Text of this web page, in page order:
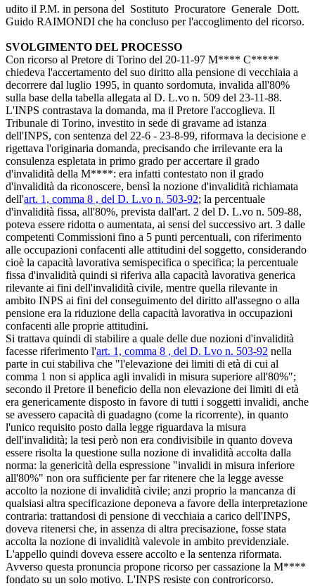
udito il P.M. in persona del Sostituto Procuratore Generale Dott.
Guido RAIMONDI che ha concluso per l'accoglimento del ricorso.
SVOLGIMENTO DEL PROCESSO
Con ricorso al Pretore di Torino del 20-11-97 M**** C*****
chiedeva l'accertamento del suo diritto alla pensione di vecchiaia a
decorrere dal luglio 1995, in quanto sordomuta, invalida all'80%
sulla base della tabella allegata al D. L.vo n. 509 del 23-11-88.
L'INPS contrastava la domanda, ma il Pretore l'accoglieva. Il
Tribunale di Torino, investito in sede di gravame ad istanza
dell'INPS, con sentenza del 22-6 - 23-8-99, riformava la decisione e
rigettava l'originaria domanda, precisando che irrilevante era la
consulenza espletata in primo grado per accertare il grado
d'invalidità della M****: era infatti contestato non il grado
d'invalidità da riconoscere, bensì la nozione d'invalidità richiamata
dell'art. 1, comma 8 , del D. L.vo n. 503-92; la percentuale
d'invalidità fissa, all'80%, prevista dall'art. 2 del D. L.vo n. 509-88,
poteva essere ridotta o aumentata, ai sensi del successivo art. 3 dalle
competenti Commissioni fino a 5 punti percentuali, con riferimento
alle occupazioni confacenti alle attitudini del soggetto, considerando
cioè la capacità lavorativa semispecifica o specifica; la percentuale
fissa d'invalidità quindi si riferiva alla capacità lavorativa generica
rilevante ai fini dell'invalidità civile, mentre quella rilevante in
ambito INPS ai fini del conseguimento del diritto all'assegno o alla
pensione era la riduzione della capacità lavorativa in occupazioni
confacenti alle proprie attitudini.
Si trattava quindi di stabilire a quale delle due nozioni d'invalidità
facesse riferimento l'art. 1, comma 8 , del D. Lvo n. 503-92 nella
parte in cui stabiliva che "l'elevazione dei limiti di età di cui al
comma 1 non si applica agli invalidi in misura superiore all'80%";
secondo il Pretore il beneficio della non elevazione dei limiti di età
era genericamente disposto in favore di tutti i soggetti invalidi, anche
se avessero capacità di guadagno (come la ricorrente), in quanto
l'unico requisito posto dalla legge riguardava la misura
dell'invalidità; la tesi però non era condivisibile in quanto doveva
essere risolta la questione sulla nozione di invalidità accolta dalla
norma: la genericità della espressione "invalidi in misura inferiore
all'80%" non ora sufficiente per far ritenere che la legge avesse
accolto la nozione di invalidità civile; anzi proprio la mancanza di
qualsiasi altra specificazione deponeva a favore della interpretazione
contraria: trattandosi di pensione di vecchiaia a carico dell'INPS,
doveva ritenersi che, in assenza di altra precisazione, fosse stata
accolta la nozione di invalidità valevole in ambito previdenziale.
L'appello quindi doveva essere accolto e la sentenza riformata.
Avverso questa pronuncia propone ricorso per cassazione la M****
fondato su un solo motivo. L'INPS resiste con controricorso.